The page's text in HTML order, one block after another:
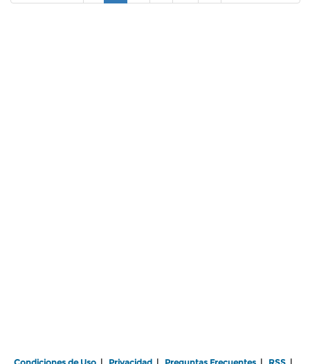
Condiciones de Uso | Privacidad | Preguntas Frecuentes | RSS |